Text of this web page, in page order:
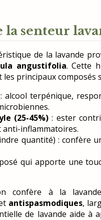
la senteur
de la lavande
angustifolia. Cette
principaux composés
: alcool terpénique,
(25-45%) : ester
inflammatoires.
quantité) : confère
qui apporte une
confère à la
antispasmodiques,
de lavande aide